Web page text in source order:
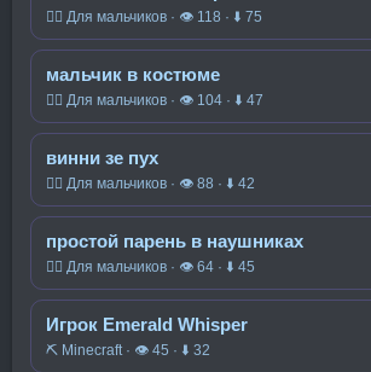
🧍‍♂️ Для мальчиков · 👁 118 · ⬇ 75
мальчик в костюме
🧍‍♂️ Для мальчиков · 👁 104 · ⬇ 47
винни зе пух
🧍‍♂️ Для мальчиков · 👁 88 · ⬇ 42
простой парень в наушниках
🧍‍♂️ Для мальчиков · 👁 64 · ⬇ 45
Игрок Emerald Whisper
⛏️ Minecraft · 👁 45 · ⬇ 32